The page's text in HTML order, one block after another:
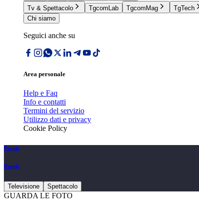
Tv & Spettacolo
TgcomLab TgcomMag TgTech
Chi siamo
Seguici anche su
Area personale
Help e Faq
Info e contatti
Termini del servizio
Utilizzo dati e privacy
Cookie Policy
People
People
Televisione Spettacolo
GUARDA LE FOTO